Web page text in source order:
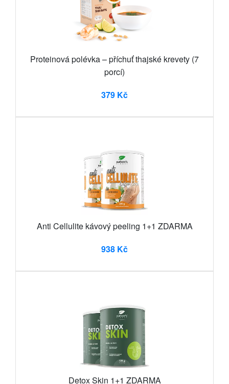
Proteinová polévka – příchuť thajské krevety (7
porcí)
379 Kč
Anti Cellulite kávový peeling 1+1 ZDARMA
938 Kč
Detox Skin 1+1 ZDARMA